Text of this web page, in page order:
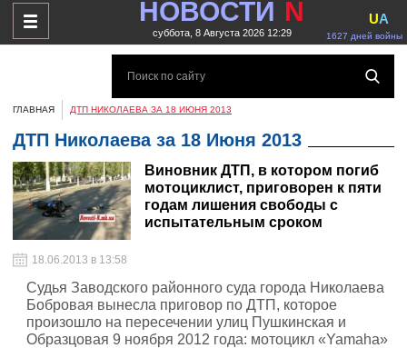
НОВОСТИ N
суббота, 8 Августа 2026 12:29 1627 дней войны
UA
ГЛАВНАЯ ДТП НИКОЛАЕВА ЗА 18 ИЮНЯ 2013
ДТП Николаева за 18 Июня 2013
Виновник ДТП, в котором погиб
мотоциклист, приговорен к пяти
годам лишения свободы с
испытательным сроком
18.06.2013 в 13:58
Судья Заводского районного суда города Николаева
Бобровая вынесла приговор по ДТП, которое
произошло на пересечении улиц Пушкинская и
Образцовая 9 ноября 2012 года: мотоцикл «Yamaha»